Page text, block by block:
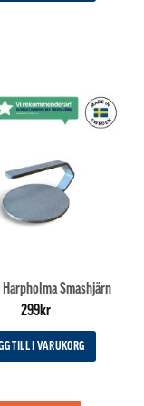
Smashjärn
299kr
TILL I VARUKORG